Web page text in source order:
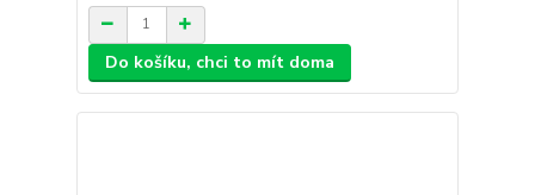
Do košíku, chci to mít doma